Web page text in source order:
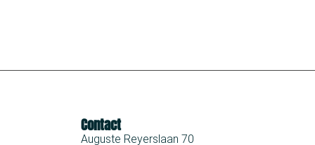
Contact
Auguste Reyerslaan 70